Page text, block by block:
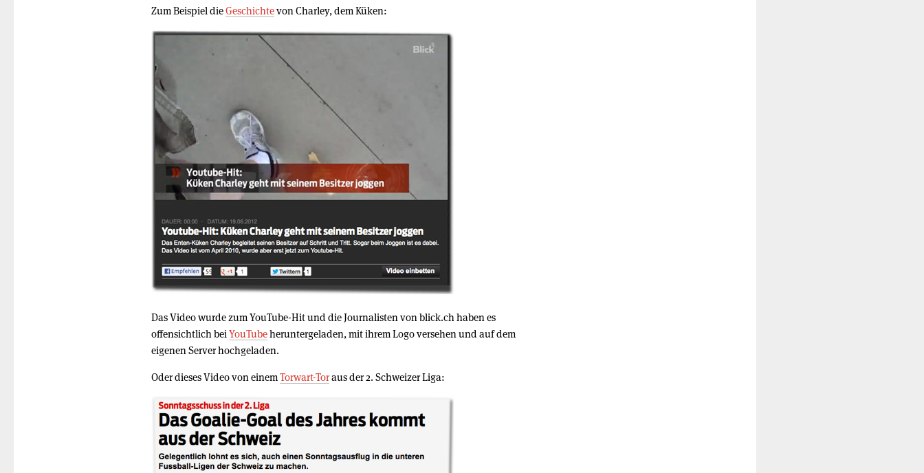
Zum Beispiel dieGeschichtevon Charley, dem Küken:
Das Video wurde zum YouTube-Hit und die Journalisten von blick.ch haben es
offensichtlich bei YouTubeheruntergeladen, mit ihrem Logo versehen und auf dem
eigenen Server hochgeladen.
Oder dieses Video von einemTorwart-Toraus der 2. Schweizer Liga: